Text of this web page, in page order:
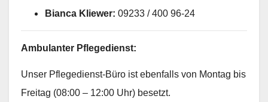
Bianca Kliewer: 09233 / 400 96-24
Ambulanter Pflegedienst:
Unser Pflegedienst-Büro ist ebenfalls von Montag bis
Freitag (08:00 – 12:00 Uhr) besetzt.